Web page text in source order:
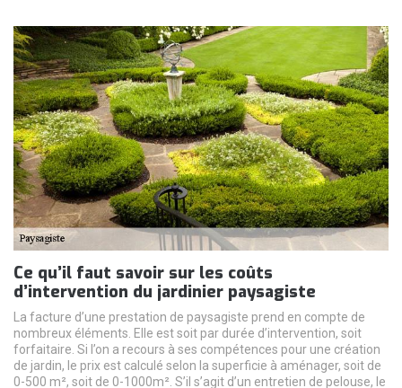
Ce qu’il faut savoir sur les coûts
d’intervention du jardinier paysagiste
La facture d’une prestation de paysagiste prend en compte de
nombreux éléments. Elle est soit par durée d’intervention, soit
forfaitaire. Si l’on a recours à ses compétences pour une création
de jardin, le prix est calculé selon la superficie à aménager, soit de
0-500 m², soit de 0-1000m². S’il s’agit d’un entretien de pelouse, le